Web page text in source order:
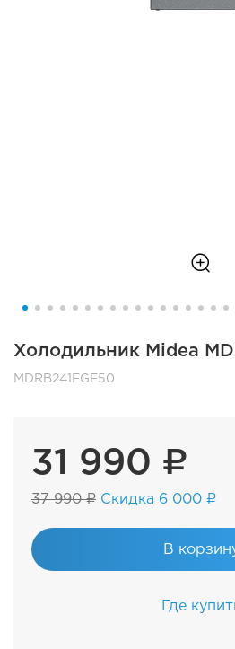
Холодильник Midea
MDRB241FGF50
31 990 ₽
37 990 ₽ Скидка 6 000 ₽
В
Где